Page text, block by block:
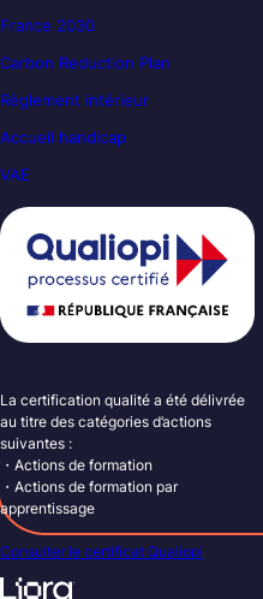
France 2030
Carbon Reduction Plan
Règlement intérieur
Accueil handicap
VAE
La certification qualité a été délivrée
au titre des catégories d’actions
suivantes :
・Actions de formation
・Actions de formation par
apprentissage
Consulter le certificat Qualiopi